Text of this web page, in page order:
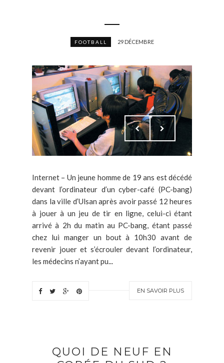
FOOTBALL 29 DÉCEMBRE
Internet – Un jeune homme de 19 ans est décédé
devant l’ordinateur d’un cyber-café (PC-bang)
dans la ville d’Ulsan après avoir passé 12 heures
à jouer à un jeu de tir en ligne, celui-ci étant
arrivé à 2h du matin au PC-bang, étant passé
chez lui manger un bout à 10h30 avant de
revenir jouer et s’écrouler devant l’ordinateur,
les médecins n’ayant pu...
EN SAVOIR PLUS
QUOI DE NEUF EN